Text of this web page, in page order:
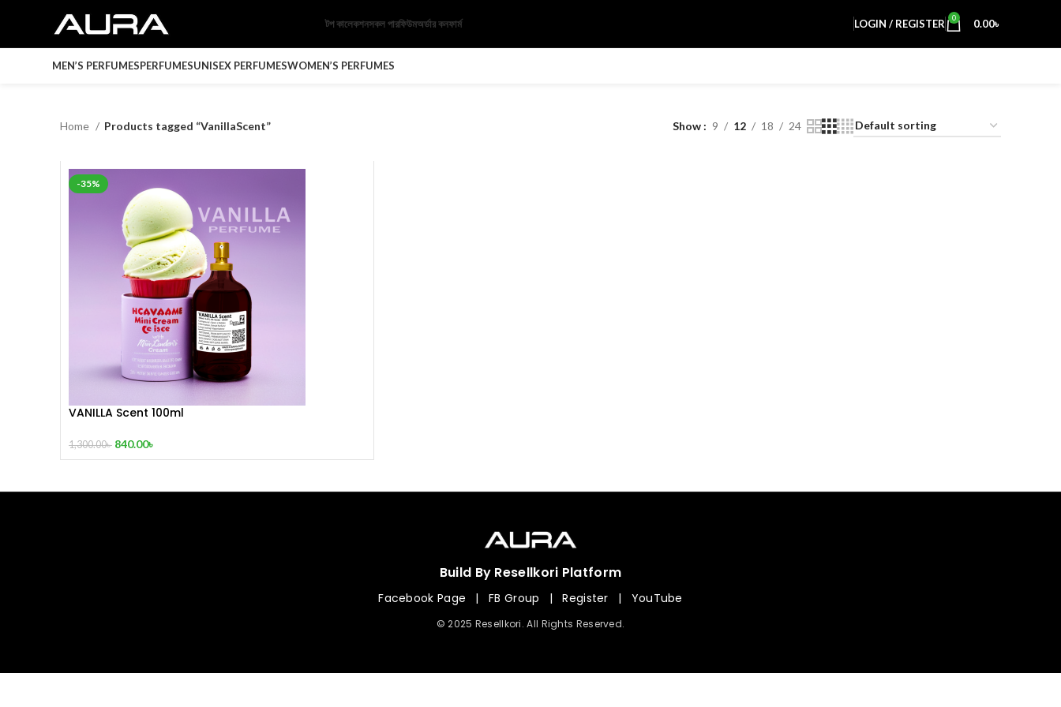
টপ কালেকশনসকল পারফিউমঅর্ডার কনফার্ম LOGIN / REGISTER 0 0.00৳
MEN’S PERFUMESPERFUMESUNISEX PERFUMESWOMEN’S PERFUMES
Home Products tagged “VanillaScent” Show 9 12 18 24
-35%
VANILLA Scent 100ml
1,300.00৳ 840.00৳
Build By Resellkori Platform
Facebook Page | FB Group | Register | YouTube
© 2025 Resellkori. All Rights Reserved.